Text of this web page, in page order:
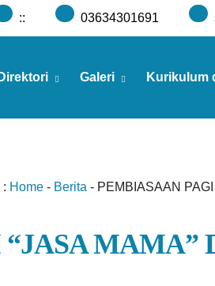
:: 03634301691
Direktori Galeri Kurikulum
: Home - Berita - PEMBIASAAN
MAMA”